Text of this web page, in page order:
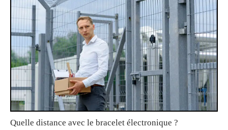
Quelle distance avec le bracelet électronique ?